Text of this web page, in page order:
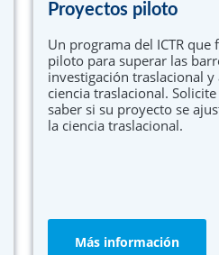
Proyectos piloto
Un programa del ICTR que
piloto para superar las
investigación traslacional
ciencia traslacional.
saber si su proyecto se
la ciencia traslacional.
Más información